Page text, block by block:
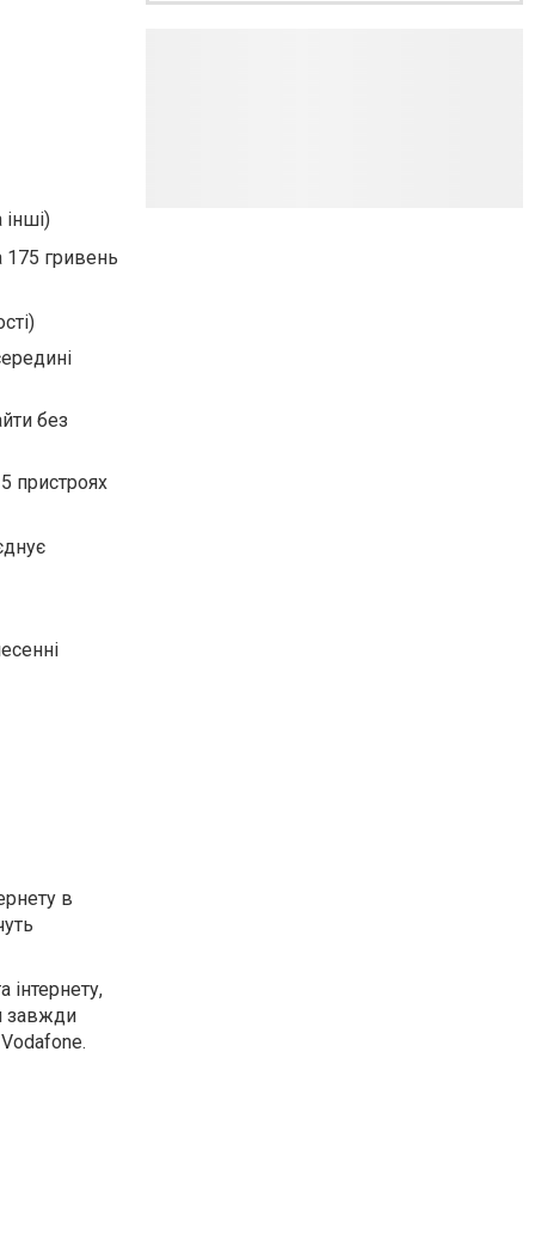
інші)
гривень
без
пристроях
в
інтернету,
завжди